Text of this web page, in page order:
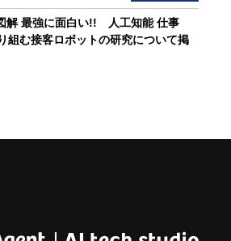
解 最強に面白い!! 人工知能 仕事
組む接客ロボットの研究について掲